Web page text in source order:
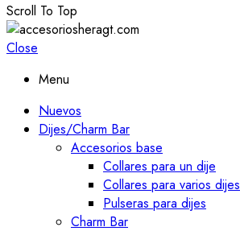
Scroll To Top
Close
Menu
Nuevos
Dijes/Charm Bar
Accesorios base
Collares para un dije
Collares para varios dijes
Pulseras para dijes
Charm Bar